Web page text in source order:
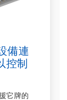
備連
控制
它牌的